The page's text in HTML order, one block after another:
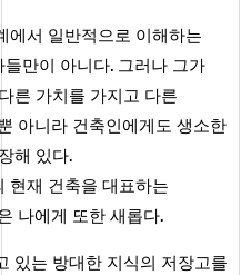
에서 일반적으로 이해하는
만이 아니다. 그러나 그가
른 가치를 가지고 다른
아니라 건축인에게도 생소한
해 있다.
현재 건축을 대표하는
나에게 또한 새롭다.
있는 방대한 지식의 저장고를